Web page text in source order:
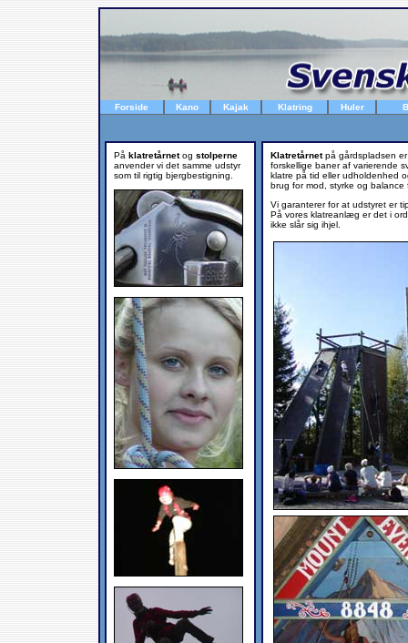
Forside Kano Kajak Klatring Huler
På klatretårnetog stolperne
anvender vi det samme udstyr
som til rigtig bjergbestigning.
Klatretårnetpå gårdspladsen
forskellige baner af varierende
klatre på tid eller udholdenhed
brug for mod, styrke og balance
Vi garanterer for at udstyret er
På vores klatreanlæg er det i
ikke slår sig ihjel.